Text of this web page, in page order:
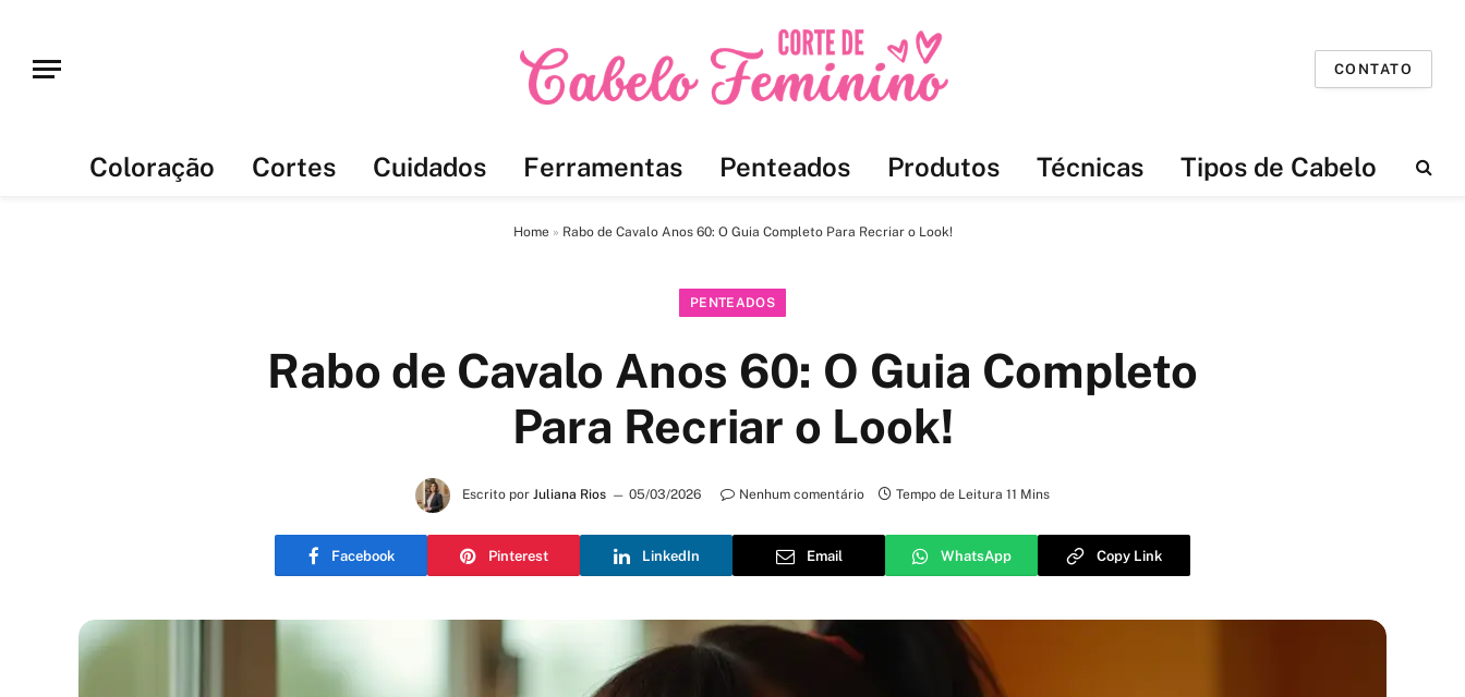
CONTATO
Coloração Cortes Cuidados Ferramentas Penteados Produtos Técnicas Tipos de Cabelo
Home» Rabo de Cavalo Anos 60: O Guia Completo Para Recriar o Look!
PENTEADOS
Rabo de Cavalo Anos 60: O Guia Completo
Para Recriar o Look!
Escrito por Juliana Rios 05/03/2026 Nenhum comentário Tempo de Leitura 11 Mins
Facebook Pinterest LinkedIn Email WhatsApp Copy Link